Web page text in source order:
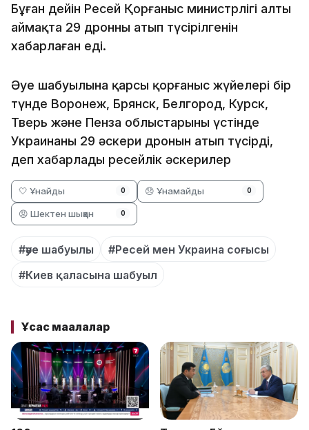
Бұған дейін Ресей Қорғаныс министрлігі алты
аймақта 29 дронның атып түсірілгенін
хабарлаған еді.
Әуе шабуылына қарсы қорғаныс жүйелері бір
түнде Воронеж, Брянск, Белгород, Курск,
Тверь және Пенза облыстарының үстінде
Украинаның 29 әскери дронын атып түсірді,
деп хабарлады ресейлік әскерилер
🤍 Ұнайды 0 😞 Ұнамайды 0
😡 Шектен шыққан 0
#әуе шабуылы
#Ресей мен Украина соғысы
#Киев қаласына шабуыл
Ұқсас мақалалар